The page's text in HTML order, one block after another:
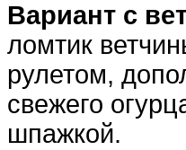
Вариант с
ломтик
рулетом,
свежего
шпажкой.